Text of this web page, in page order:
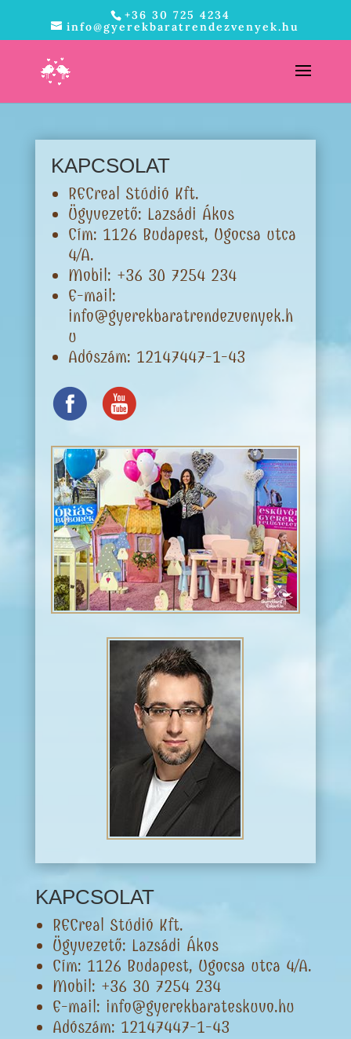
+36 30 725 4234
info@gyerekbaratrendezvenyek.hu
KAPCSOLAT
RECreal Stúdió Kft.
Ügyvezető: Lazsádi Ákos
Cím: 1126 Budapest, Ugocsa utca
4/A.
Mobil: +36 30 7254 234
E-mail:
info@gyerekbaratrendezvenyek.h
u
Adószám: 12147447-1-43
KAPCSOLAT
RECreal Stúdió Kft.
Ügyvezető: Lazsádi Ákos
Cím: 1126 Budapest, Ugocsa utca 4/A.
Mobil: +36 30 7254 234
E-mail: info@gyerekbarateskuvo.hu
Adószám: 12147447-1-43